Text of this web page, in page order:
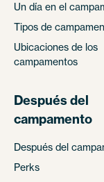
Un día en el
Tipos de
Ubicaciones de los
campamentos
Después del
campamento
Después del
Perks